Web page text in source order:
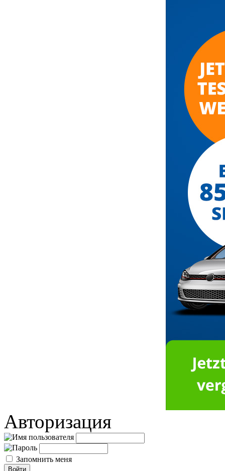
Авторизация
Запомнить меня